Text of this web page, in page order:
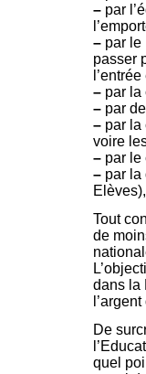
– par
– par le
passer
– par la
– par
– par la
voire
– par le
– par la
Tout
de
dans la
De
quel